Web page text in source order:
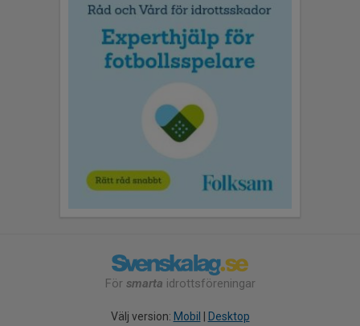
För smarta idrottsföreningar
Välj version: Mobil Desktop